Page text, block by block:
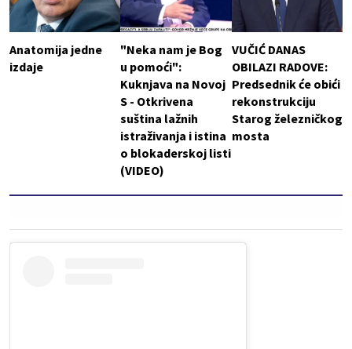
Anatomija jedne
izdaje
"Neka nam je Bog
u pomoći":
Kuknjava na Novoj
S - Otkrivena
suština lažnih
istraživanja i istina
o blokaderskoj listi
(VIDEO)
VUČIĆ DANAS
OBILAZI RADOVE:
Predsednik će obići
rekonstrukciju
Starog železničkog
mosta